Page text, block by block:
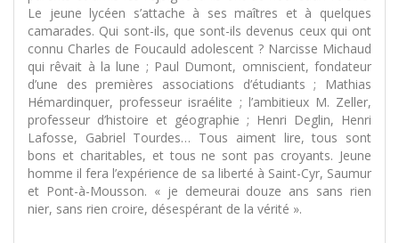
Le jeune lycéen s’attache à ses maîtres et à quelques
camarades. Qui sont-ils, que sont-ils devenus ceux qui ont
connu Charles de Foucauld adolescent ? Narcisse Michaud
qui rêvait à la lune ; Paul Dumont, omniscient, fondateur
d’une des premières associations d’étudiants ; Mathias
Hémardinquer, professeur israélite ; l’ambitieux M. Zeller,
professeur d’histoire et géographie ; Henri Deglin, Henri
Lafosse, Gabriel Tourdes… Tous aiment lire, tous sont
bons et charitables, et tous ne sont pas croyants. Jeune
homme il fera l’expérience de sa liberté à Saint-Cyr, Saumur
et Pont-à-Mousson. « je demeurai douze ans sans rien
nier, sans rien croire, désespérant de la vérité ».